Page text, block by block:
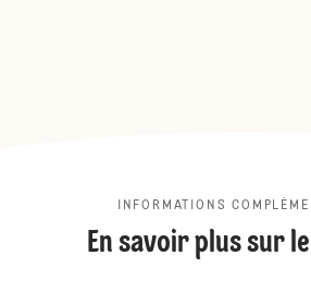
INFORMATIONS
En savoir plus sur